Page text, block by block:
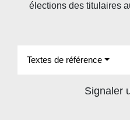
élections des titulaires
Textes de référence
Signaler